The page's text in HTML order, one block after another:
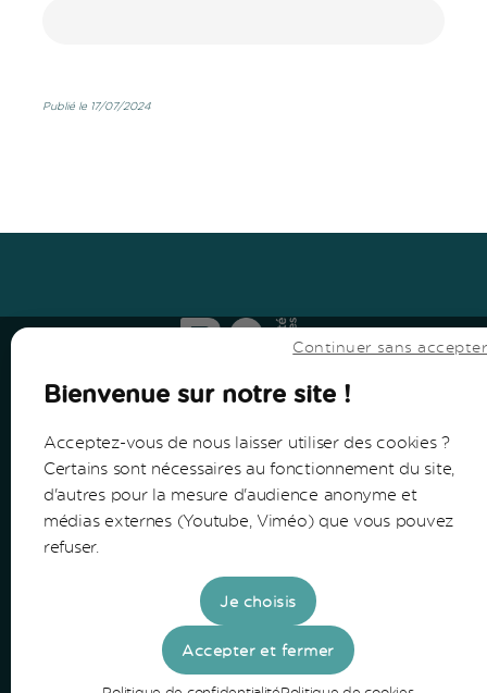
Publié le 17/07/2024
Communauté de Communes du Bazadais
Route de Lerm
33430 Bazas
Tel: 05 56 25 28 81
Continuer sans accepter
Bienvenue sur notre site !
Acceptez-vous de nous laisser utiliser des cookies ?
Certains sont nécessaires au fonctionnement du site,
d'autres pour la mesure d'audience anonyme et
médias externes (Youtube, Viméo) que vous pouvez
refuser.
Je choisis
Accepter et fermer